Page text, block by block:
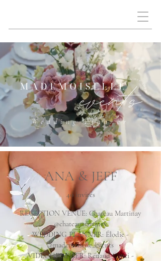
Wedding Planner
ANA & JEFF
40 invités
RECEPTION VENUE: Chateau Martinay
@chateaumartinay
WEDDING PLANNER: Élodie -
@mademoiselle_events
VIDEOGRAPHER: Renaud Conti -